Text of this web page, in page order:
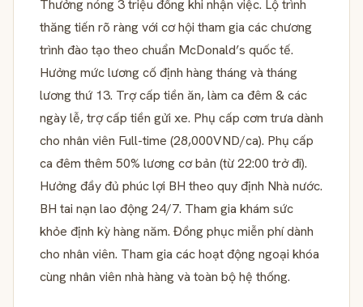
Thưởng nóng 3 triệu đồng khi nhận việc. Lộ trình
thăng tiến rõ ràng với cơ hội tham gia các chương
trình đào tạo theo chuẩn McDonald’s quốc tế.
Hưởng mức lương cố định hàng tháng và tháng
lương thứ 13. Trợ cấp tiền ăn, làm ca đêm & các
ngày lễ, trợ cấp tiền gửi xe. Phụ cấp cơm trưa dành
cho nhân viên Full-time (28,000VND/ca). Phụ cấp
ca đêm thêm 50% lương cơ bản (từ 22:00 trở đi).
Hưởng đầy đủ phúc lợi BH theo quy định Nhà nước.
BH tai nạn lao động 24/7. Tham gia khám sức
khỏe định kỳ hàng năm. Đồng phục miễn phí dành
cho nhân viên. Tham gia các hoạt động ngoại khóa
cùng nhân viên nhà hàng và toàn bộ hệ thống.